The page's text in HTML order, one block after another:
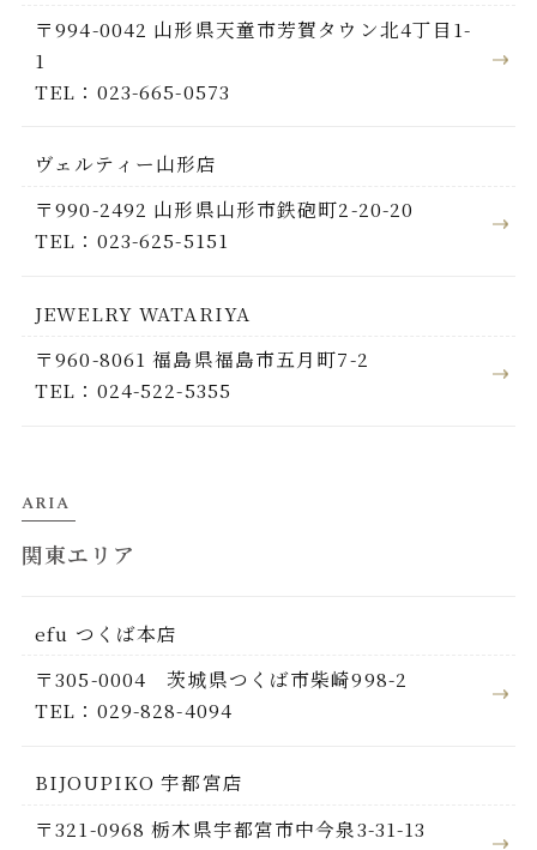
〒994-0042 山形県天童市芳賀タウン北4丁目1-
1
TEL：023-665-0573
ヴェルティー山形店
〒990-2492 山形県山形市鉄砲町2-20-20
TEL：023-625-5151
JEWELRY WATARIYA
〒960-8061 福島県福島市五月町7-2
TEL：024-522-5355
ARIA
関東エリア
efu つくば本店
〒305-0004 茨城県つくば市柴崎998-2
TEL：029-828-4094
BIJOUPIKO 宇都宮店
〒321-0968 栃木県宇都宮市中今泉3-31-13